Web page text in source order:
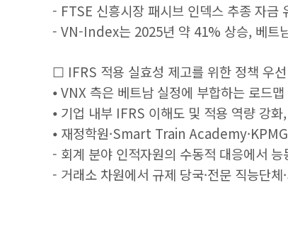
- FTSE 신흥시장 패시브 인덱스 추종 자금
- VN-Index는 2025년 약 41% 상승, 베트
☐ IFRS 적용 실효성 제고를 위한 정책 우
⦁ VNX 측은 베트남 실정에 부합하는 로드
⦁ 기업 내부 IFRS 이해도 및 적용 역량 강
⦁ 재정학원·Smart Train
- 회계 분야 인적자원의 수동적 대응에서
- 거래소 차원에서 규제 당국·전문 직능단